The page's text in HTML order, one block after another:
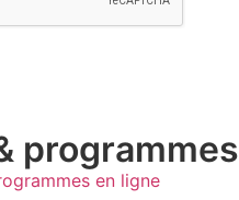
programmes
en ligne